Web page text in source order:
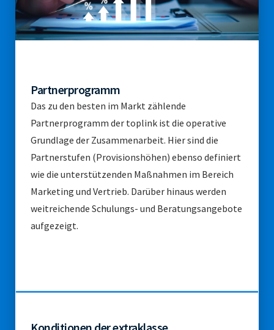
Partnerprogramm
Das zu den besten im Markt zählende
Partnerprogramm der toplink ist die operative
Grundlage der Zusammenarbeit. Hier sind die
Partnerstufen (Provisionshöhen) ebenso definiert
wie die unterstützenden Maßnahmen im Bereich
Marketing und Vertrieb. Darüber hinaus werden
weitreichende Schulungs- und Beratungsangebote
aufgezeigt.